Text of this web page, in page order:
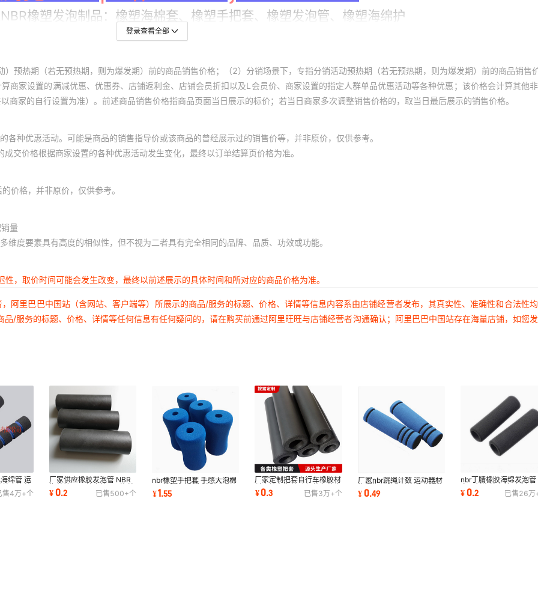
登录查看全部
预热期（若无预热期，则为爆发期）前的商品销售价格；（2）分销场景下，专指分销活动预热期（若无预热期，则为爆发期）前的商品销售
商家设置的满减优惠、优惠券、店铺返利金、店铺会员折扣以及L会员价、商家设置的指定人群单品优惠活动等各种优惠；该价格会计算其他
家的自行设置为准）。前述商品销售价格指商品页面当日展示的标价；若当日商家多次调整销售价格的，取当日最后展示的销售价格。
种优惠活动。可能是商品的销售指导价或该商品的曾经展示过的销售价等，并非原价，仅供参考。
交价格根据商家设置的各种优惠活动发生变化，最终以订单结算页价格为准。
价格，并非原价，仅供参考。
量
度要素具有高度的相似性，但不视为二者具有完全相同的品牌、品质、功效或功能。
，取价时间可能会发生改变，最终以前述展示的具体时间和所对应的商品价格为准。
阿里巴巴中国站（含网站、客户端等）所展示的商品/服务的标题、价格、详情等信息内容系由店铺经营者发布，其真实性、准确性和合法性
/服务的标题、价格、详情等任何信息有任何疑问的，请在购买前通过阿里旺旺与店铺经营者沟通确认；阿里巴巴中国站存在海量店铺，如您
绵管 运
售4万+个
厂家供应橡胶发泡管 NBR
海绵管 EVA护套管 nbr泡棉
套橡塑手把套
¥0.2 已售500+个
nbr橡塑手把套 手感大泡棉
运动健身器材海绵护套
¥1.55
厂家定制把套自行车橡胶材
料山地车海绵骑行装备批发
价耐磨定制
¥0.3 已售3万+个
厂家nbr跳绳计数 运动器材
橡塑海绵护套双色磨面手把
套
¥0.49
nbr丁腈橡胶海绵发泡管
身器材泡棉套管 定制磨
护套长度
¥0.2 已售26万